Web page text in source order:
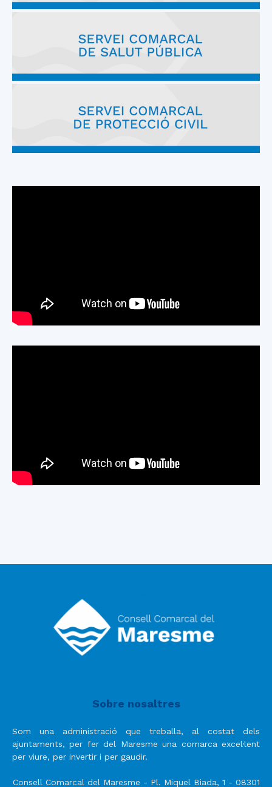
Sobre nosaltres
Som una administració que treballa, al costat dels
ajuntaments, per fer del Maresme una comarca excel·lent
per viure, per invertir i per gaudir.
Consell Comarcal del Maresme - Pl. Miquel Biada, 1 - 08301